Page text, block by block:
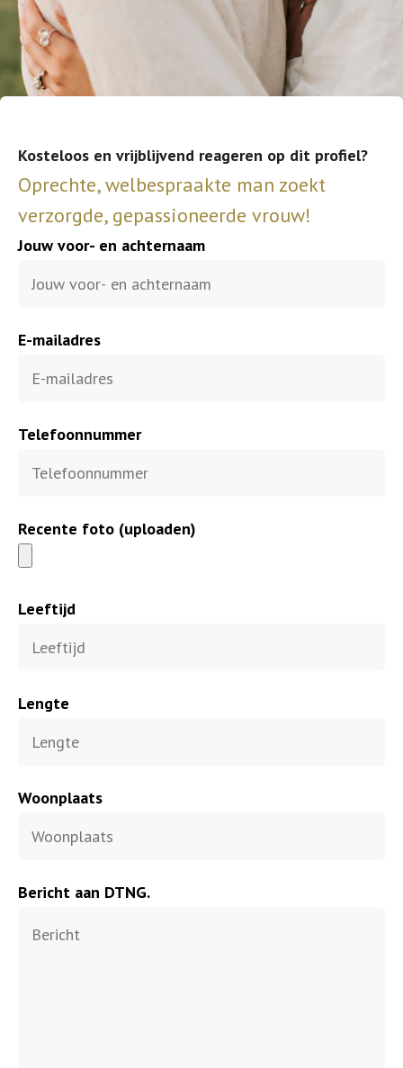
Kosteloos en vrijblijvend reageren op dit profiel?
Oprechte, welbespraakte man zoekt
verzorgde, gepassioneerde vrouw!
Jouw voor- en achternaam
E-mailadres
Telefoonnummer
Recente foto (uploaden)
Leeftijd
Lengte
Woonplaats
Bericht aan DTNG.